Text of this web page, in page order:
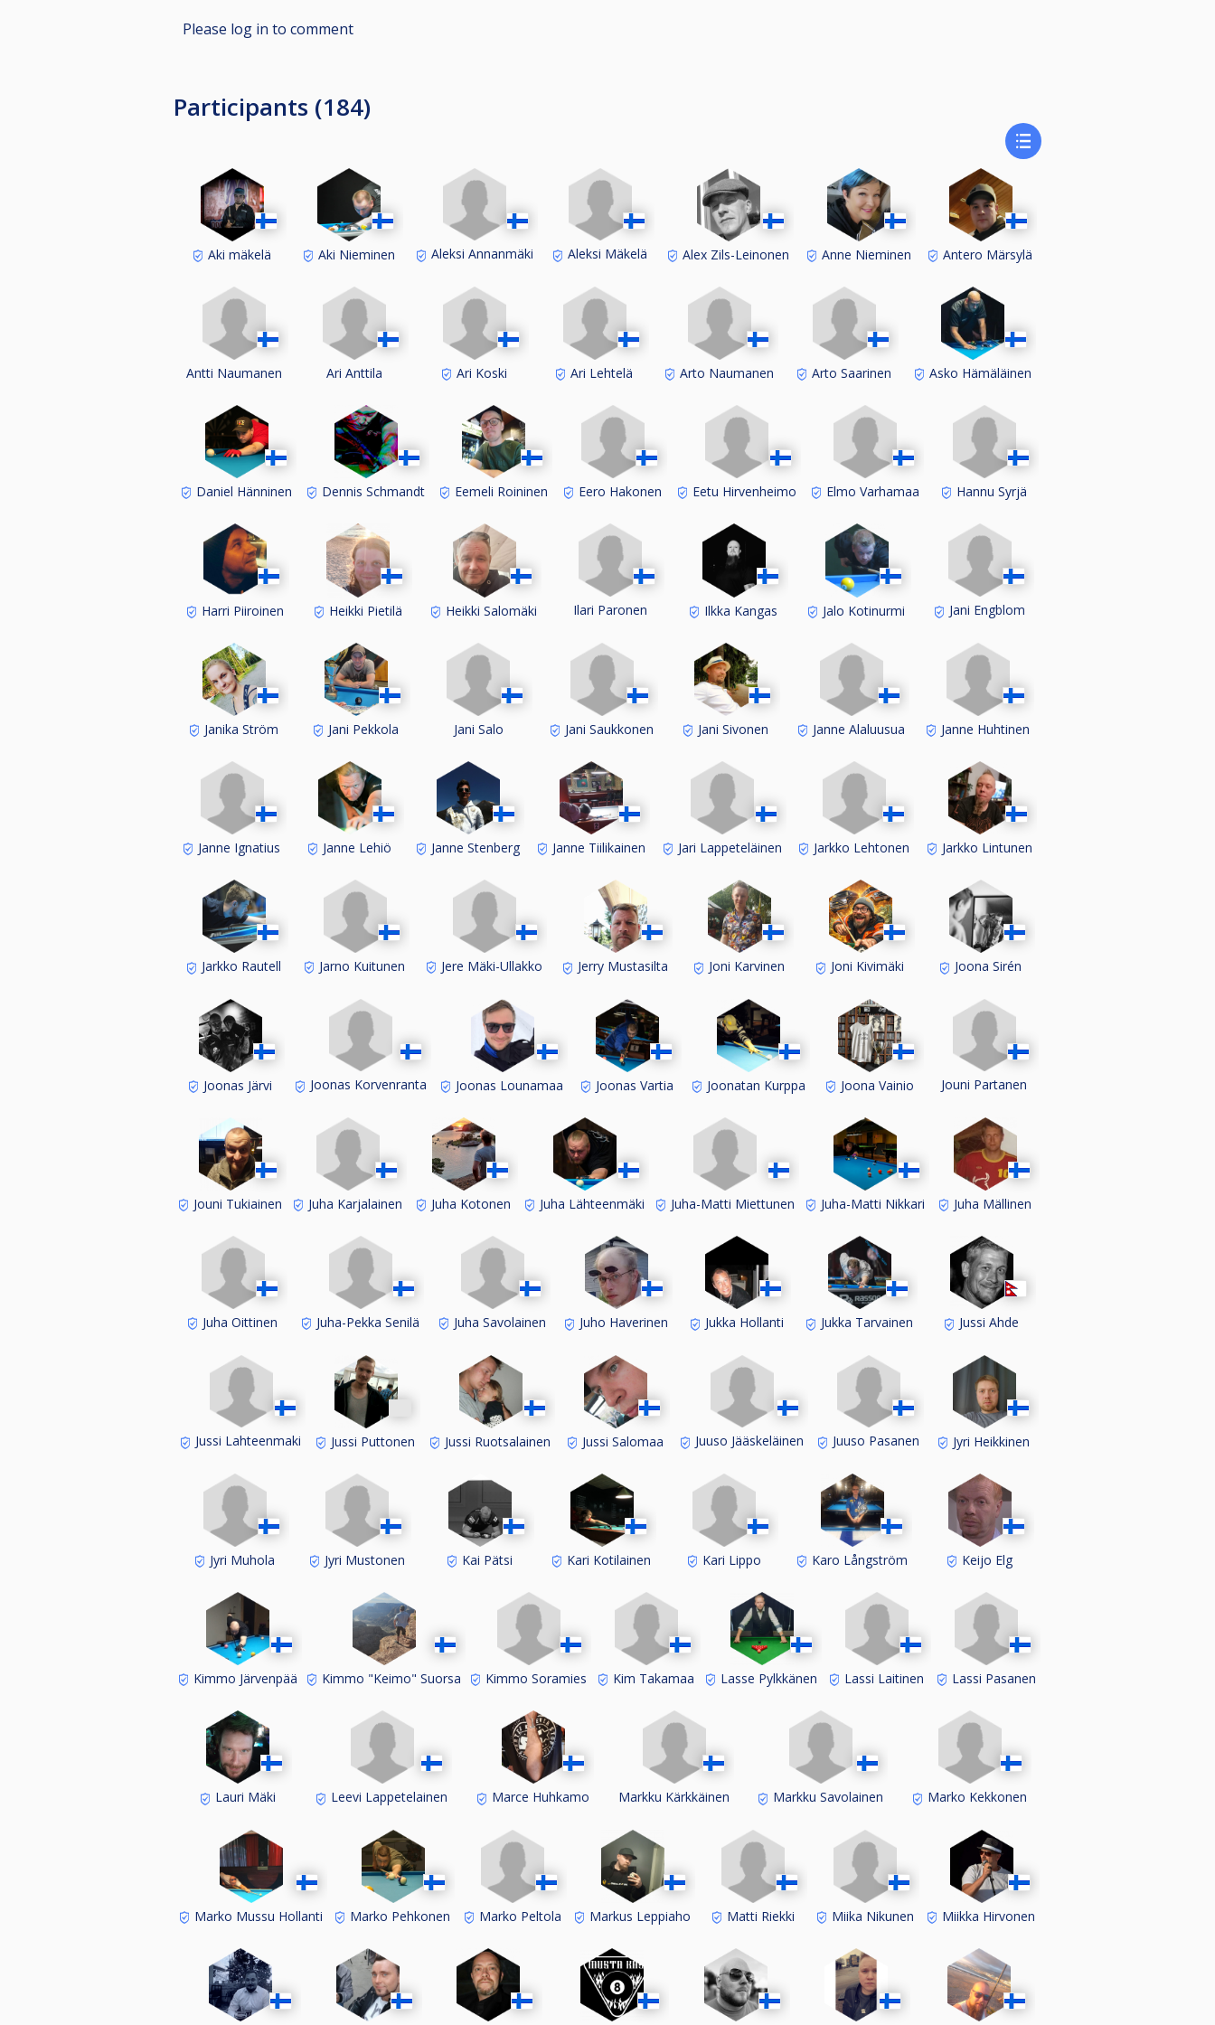
Ilmoittautuminen turnaukseen alkaa viikolla 10 ja tästä ilmoitetaan erikseen sivustolla ja sähköpostitse.
Please log in to comment
Participants (184)
Aki mäkelä Aki Nieminen Aleksi Annanmäki Aleksi Mäkelä Alex Zils-Leinonen Anne Nieminen Antero Märsylä
Antti Naumanen Ari Anttila Ari Koski Ari Lehtelä Arto Naumanen Arto Saarinen Asko Hämäläinen
Daniel Hänninen Dennis Schmandt Eemeli Roininen Eero Hakonen Eetu Hirvenheimo Elmo Varhamaa Hannu Syrjä
Harri Piiroinen Heikki Pietilä Heikki Salomäki Ilari Paronen Ilkka Kangas Jalo Kotinurmi Jani Engblom
Janika Ström Jani Pekkola Jani Salo Jani Saukkonen Jani Sivonen Janne Alaluusua Janne Huhtinen
Janne Ignatius Janne Lehiö Janne Stenberg Janne Tiilikainen Jari Lappeteläinen Jarkko Lehtonen Jarkko Lintunen
Jarkko Rautell Jarno Kuitunen Jere Mäki-Ullakko Jerry Mustasilta Joni Karvinen Joni Kivimäki Joona Sirén
Joonas Järvi Joonas Korvenranta Joonas Lounamaa Joonas Vartia Joonatan Kurppa Joona Vainio Jouni Partanen
Jouni Tukiainen Juha Karjalainen Juha Kotonen Juha Lähteenmäki Juha-Matti Miettunen Juha-Matti Nikkari Juha Mällinen
Juha Oittinen Juha-Pekka Senilä Juha Savolainen Juho Haverinen Jukka Hollanti Jukka Tarvainen Jussi Ahde
Jussi Lahteenmaki Jussi Puttonen Jussi Ruotsalainen Jussi Salomaa Juuso Jääskeläinen Juuso Pasanen Jyri Heikkinen
Jyri Muhola Jyri Mustonen Kai Pätsi Kari Kotilainen Kari Lippo Karo Långström Keijo Elg
Kimmo Järvenpää Kimmo "Keimo" Suorsa Kimmo Soramies Kim Takamaa Lasse Pylkkänen Lassi Laitinen Lassi Pasanen
Lauri Mäki Leevi Lappetelainen Marce Huhkamo Markku Kärkkäinen Markku Savolainen Marko Kekkonen
Marko Mussu Hollanti Marko Pehkonen Marko Peltola Markus Leppiaho Matti Riekki Miika Nikunen Miikka Hirvonen